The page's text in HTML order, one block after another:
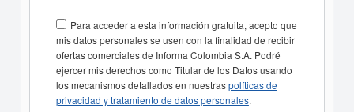
Para acceder a esta información gratuita, acepto que
mis datos personales se usen con la finalidad de recibir
ofertas comerciales de Informa Colombia S.A. Podré
ejercer mis derechos como Titular de los Datos usando
los mecanismos detallados en nuestraspolíticas de
privacidad y tratamiento de datos personales.